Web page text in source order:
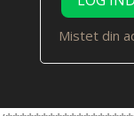
Mistet din